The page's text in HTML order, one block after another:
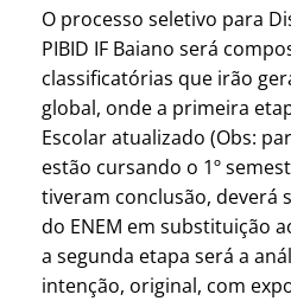
O processo seletivo para
PIBID IF Baiano será
classificatórias que irão
global, onde a primeira
Escolar atualizado (Obs:
estão cursando o 1º
tiveram conclusão, deverá
do ENEM em substituição
a segunda etapa será a
intenção, original, com